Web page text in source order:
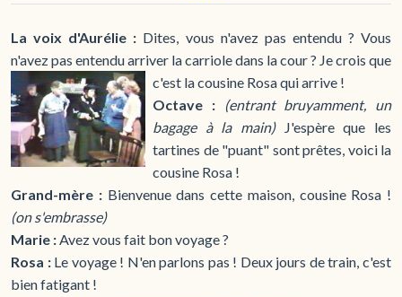
La voix d'Aurélie : Dites, vous n'avez pas entendu ? Vous
n'avez pas entendu arriver la carriole dans la cour ? Je crois que
c'est la cousine Rosa qui arrive !
Octave :
(entrant bruyamment, un
bagage à la main)J'espère que les
tartines de "puant" sont prêtes, voici la
cousine Rosa !
Grand-mère :Bienvenue dans cette maison, cousine Rosa !
(on s'embrasse)
Marie :Avez vous fait bon voyage ?
Rosa :Le voyage ! N'en parlons pas ! Deux jours de train, c'est
bien fatigant !